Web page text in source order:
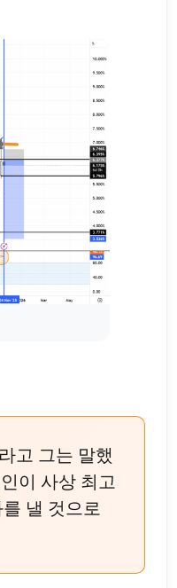
고 그는 말했
이 사상 최고
낼 것으로